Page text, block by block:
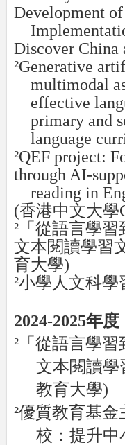
Development
Discover China
²Generative
multimodal
effective
primary and
language
²QEF project:
through AI-
reading in
(香港中文大學
² 「從語言學
文本閱讀學習
育大學)
²小學人文科學
2024-2025年度
² 「從語言學
文本閱讀學
教育大學)
²優質教育基
校：提升中